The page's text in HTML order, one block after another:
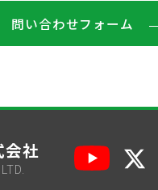
問い合わせフォーム
会社